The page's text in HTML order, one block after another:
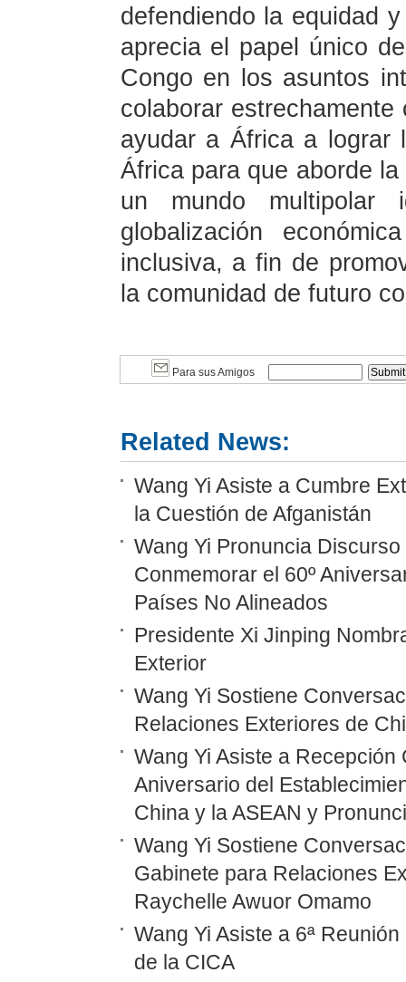
defendiendo la equidad
aprecia el papel único
Congo en los asuntos
colaborar
ayudar a África a lograr
África para que aborde
un mundo multipolar
globalización
inclusiva, a fin de
la comunidad de futuro
Para sus Amigos
Related News:
Wang Yi Asiste a Cumbre
la Cuestión de Afganistán
Wang Yi Pronuncia
Conmemorar el 60º
Países No Alineados
Presidente Xi Jinping
Exterior
Wang Yi Sostiene
Relaciones Exteriores de
Wang Yi Asiste a Recepción
Aniversario del
China y la ASEAN y
Wang Yi Sostiene
Gabinete para Relaciones
Raychelle Awuor Omamo
Wang Yi Asiste a 6ª
de la CICA